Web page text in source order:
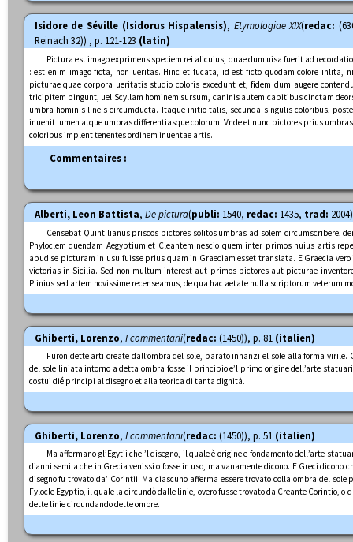
Isidore de Séville (Isidorus Hispalensis), Etymologiae XIX(redac:
Reinach 32)) , p. 121-123 (latin)
Pictura est imago exprimens speciem rei alicuius, quae dum uisa fuerit ad
: est enim imago ficta, non ueritas. Hinc et fucata, id est ficto quodam colore inlita,
picturae quae corpora ueritatis studio coloris excedunt et, fidem dum augere
tricipitem pingunt, uel Scyllam hominem sursum, caninis autem capitibus cinctam
umbra hominis lineis circumducta. Itaque initio talis, secunda singulis coloribus,
inuenit lumen atque umbras differentiasque colorum. Vnde et nunc pictores prius
coloribus implent tenentes ordinem inuentae artis.
Commentaires :
Alberti, Leon Battista, De pictura(publi: 1540, redac: 1435, trad:
Censebat Quintilianus priscos pictores solitos umbras ad solem circumscribere,
Phyloclem quendam Aegyptium et Cleantem nescio quem inter primos huius artis
apud se picturam in usu fuisse prius quam in Graeciam esset translata. E Graecia
victorias in Sicilia. Sed non multum interest aut primos pictores aut picturae
Plinius sed artem novissime recenseamus, de qua hac aetate nulla scriptorum veterum
Ghiberti, Lorenzo, I commentarii(redac: (1450)), p. 81 (italien)
Furon dette arti create dall’ombra del sole, parato innanzi el sole alla forma virile.
del sole liniata intorno a detta ombra fosse il principio e’l primo origine dell’arte
costui dié principi al disegno et alla teorica di tanta dignità.
Ghiberti, Lorenzo, I commentarii(redac: (1450)), p. 51 (italien)
Ma affermano gl’Egytii che ’l disegno, il quale è origine e fondamento dell’arte
d’anni semila che in Grecia venissi o fosse in uso, ma vanamente dicono. E Greci dicono
disegno fu trovato da’ Corintii. Ma ciascuno afferma essere trovato colla ombra del
Fylocle Egyptio, il quale la circundò dalle linie, overo fusse trovato da Creante Corintio, o
dette linie circundando dette ombre.